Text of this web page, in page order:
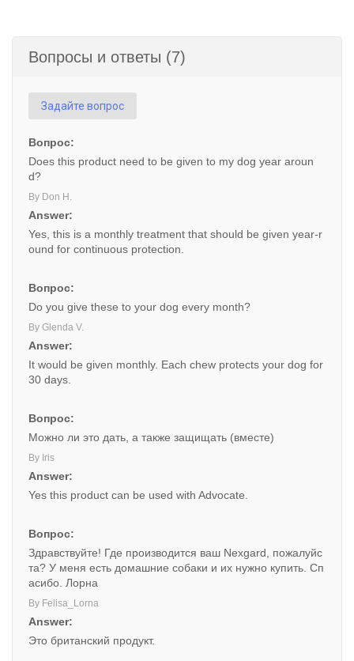
Вопросы и ответы (7)
Задайте вопрос
Вопрос:
Does this product need to be given to my dog year aroun
d?
By Don H.
Answer:
Yes, this is a monthly treatment that should be given year-r
ound for continuous protection.
Вопрос:
Do you give these to your dog every month?
By Glenda V.
Answer:
It would be given monthly. Each chew protects your dog for
30 days.
Вопрос:
Можно ли это дать, а также защищать (вместе)
By Iris
Answer:
Yes this product can be used with Advocate.
Вопрос:
Здравствуйте! Где производится ваш Nexgard, пожалуйс
та? У меня есть домашние собаки и их нужно купить. Сп
асибо. Лорна
By Felisa_Lorna
Answer:
Это британский продукт.